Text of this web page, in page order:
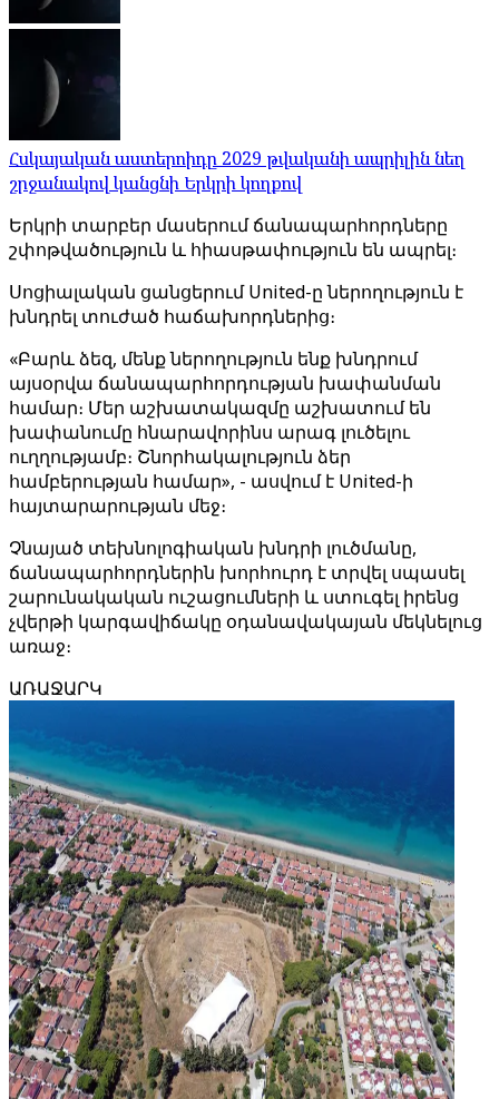
Հսկայական աստերոիդը 2029 թվականի ապրիլին նեղ
շրջանակով կանցնի Երկրի կողքով
Երկրի տարբեր մասերում ճանապարհորդները
շփոթվածություն և հիասթափություն են ապրել։
Սոցիալական ցանցերում United-ը ներողություն է
խնդրել տուժած հաճախորդներից։
«Բարև ձեզ, մենք ներողություն ենք խնդրում
այսօրվա ճանապարհորդության խափանման
համար։ Մեր աշխատակազմը աշխատում են
խափանումը հնարավորինս արագ լուծելու
ուղղությամբ։ Շնորհակալություն ձեր
համբերության համար», - ասվում է United-ի
հայտարարության մեջ։
Չնայած տեխնոլոգիական խնդրի լուծմանը,
ճանապարհորդներին խորհուրդ է տրվել սպասել
շարունակական ուշացումների և ստուգել իրենց
չվերթի կարգավիճակը օդանավակայան մեկնելուց
առաջ։
ԱՌԱՋԱՐԿ